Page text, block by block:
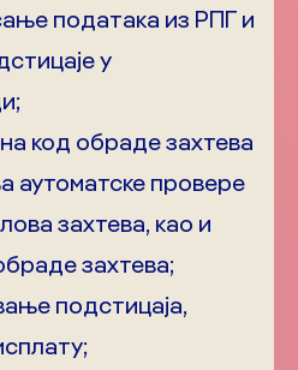
података из РПГ и
у
код обраде захтева
аутоматске провере
захтева, као и
захтева;
подстицаја,